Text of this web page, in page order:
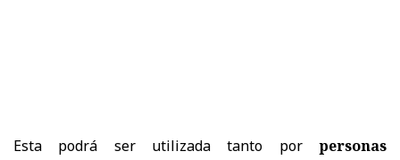
Esta podrá ser utilizada tanto por personas